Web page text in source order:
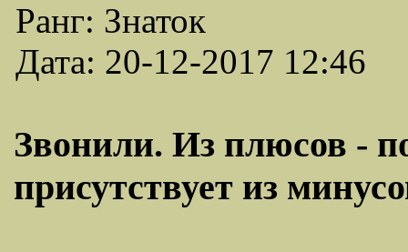
Ранг: Знаток
Дата: 20-12-2017 12:46
Звонили. Из плюсов -
присутствует из